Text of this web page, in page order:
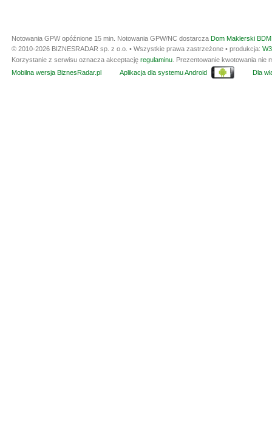
Notowania GPW opóźnione 15 min. Notowania GPW/NC dostarcza Dom Maklerski
© 2010-2026 BIZNESRADAR sp. z o.o. • Wszystkie prawa zastrzeżone • produkcja:
Korzystanie z serwisu oznacza akceptację regulaminu . Prezentowanie kwotowania
Mobilna wersja BiznesRadar.pl
Aplikacja dla systemu Android Dla